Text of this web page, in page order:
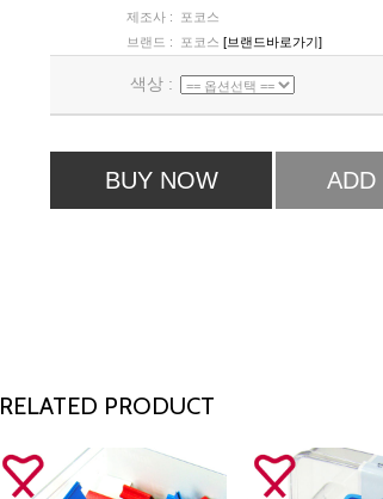
제조사 :
포코스
브랜드 :
포코스 [브랜드바로가기]
색상 :
BUY NOW ADD
RELATED PRODUCT